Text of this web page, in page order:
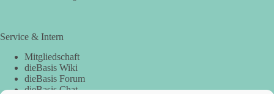
Service & Intern
Mitgliedschaft
dieBasis Wiki
dieBasis Forum
dieBasis Chat